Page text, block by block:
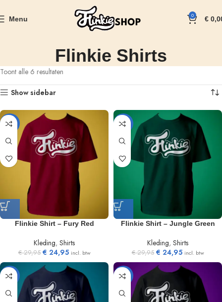
Menu 0 €
Flinkie Shirts
Toont alle 6 resultaten
Show sidebar
-17%
Flinkie Shirt – Fury Red
Kleding, Shirts
€29,95 € 24,95 incl. btw
-17%
Flinkie Shirt – Jungle Green
Kleding, Shirts
€29,95 € 24,95 incl. btw
-17% -17%